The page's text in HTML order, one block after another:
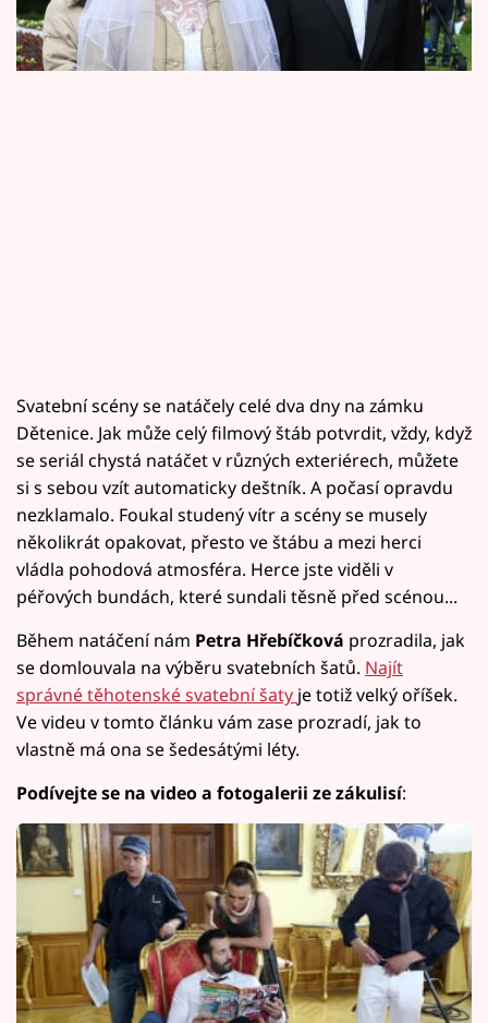
Sledujte prima+
na rozhovor.
Svatební scény se natáčely celé dva dny na zámku
Dětenice. Jak může celý filmový štáb potvrdit, vždy, když
se seriál chystá natáčet v různých exteriérech, můžete
si s sebou vzít automaticky deštník. A počasí opravdu
nezklamalo. Foukal studený vítr a scény se musely
několikrát opakovat, přesto ve štábu a mezi herci
vládla pohodová atmosféra. Herce jste viděli v
péřových bundách, které sundali těsně před scénou...
Během natáčení nám Petra Hřebíčková prozradila, jak
se domlouvala na výběru svatebních šatů. Najít
správné těhotenské svatební šaty je totiž velký oříšek.
Ve videu v tomto článku vám zase prozradí, jak to
vlastně má ona se šedesátými léty.
Podívejte se na video a fotogalerii ze zákulisí: